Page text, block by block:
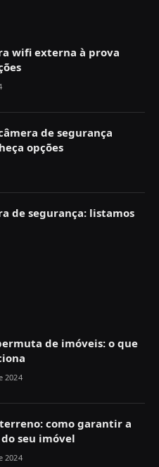
wifi externa à prova
de segurança
opções
de segurança: listamos
de imóveis: o que
2024
como garantir a
seu imóvel
2024